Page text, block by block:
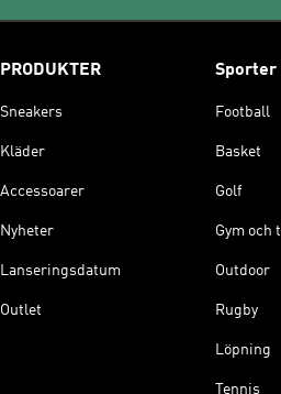
PRODUKTER
Sneakers
Kläder
Accessoarer
Nyheter
Lanseringsdatum
Outlet
Sporter
Football
Basket
Golf
Gym och
Outdoor
Rugby
Löpning
Tennis